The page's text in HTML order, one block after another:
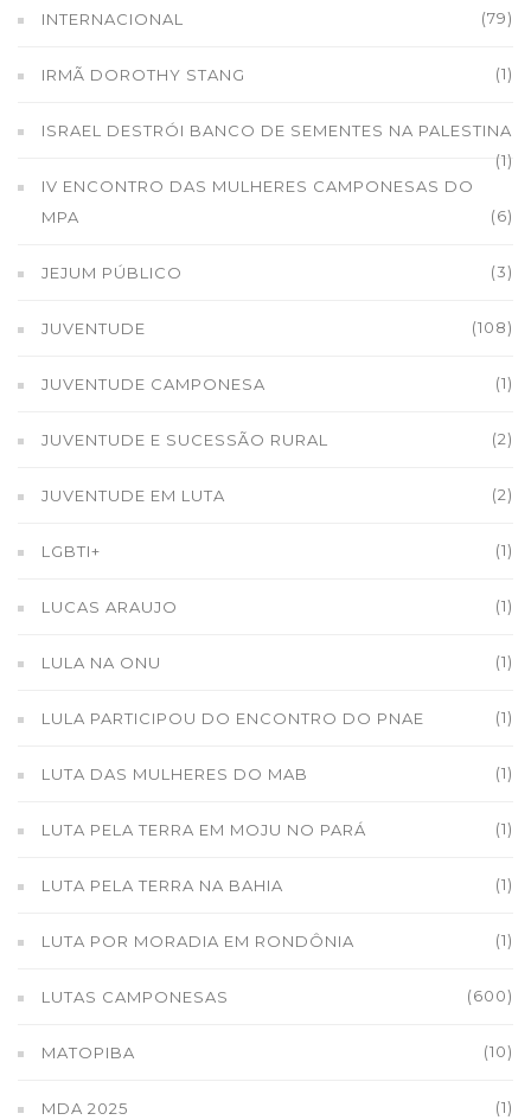
INTERNACIONAL (79)
IRMÃ DOROTHY STANG (1)
ISRAEL DESTRÓI BANCO DE SEMENTES NA PALESTINA
(1)
IV ENCONTRO DAS MULHERES CAMPONESAS DO
MPA
(6)
JEJUM PÚBLICO (3)
JUVENTUDE (108)
JUVENTUDE CAMPONESA (1)
JUVENTUDE E SUCESSÃO RURAL (2)
JUVENTUDE EM LUTA (2)
LGBTI+ (1)
LUCAS ARAUJO (1)
LULA NA ONU (1)
LULA PARTICIPOU DO ENCONTRO DO PNAE (1)
LUTA DAS MULHERES DO MAB (1)
LUTA PELA TERRA EM MOJU NO PARÁ (1)
LUTA PELA TERRA NA BAHIA (1)
LUTA POR MORADIA EM RONDÔNIA (1)
LUTAS CAMPONESAS (600)
MATOPIBA (10)
MDA 2025 (1)